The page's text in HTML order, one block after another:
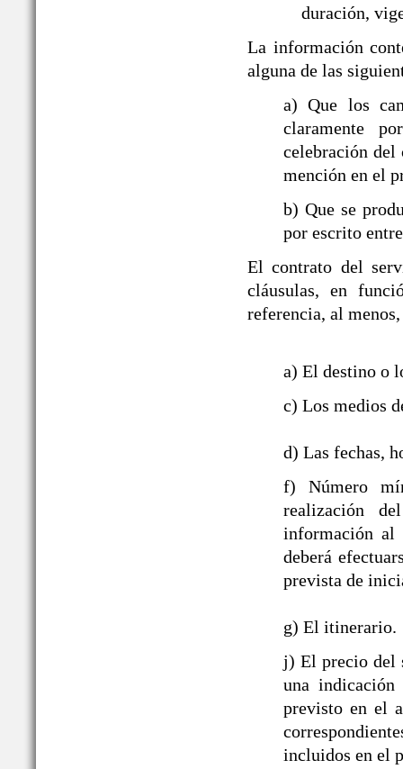
duración,
La información
alguna de las
a) Que los
claramente
celebración del
mención en el
b) Que se
por escrito
El contrato del
cláusulas, en
referencia, al
a) El destino o
c) Los medios
d) Las fechas,
f) Número
realización
información al
deberá
prevista de
g) El itinerario.
j) El precio del
una
previsto en el
incluidos en el